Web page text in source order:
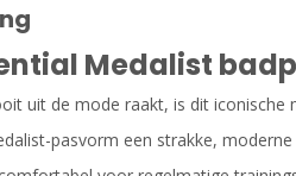
Medalist
uit de mode raakt, is dit
pasvorm een ​​strakke,